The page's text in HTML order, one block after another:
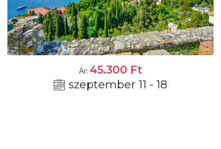
Ár: 45.300 Ft
szeptember 11 - 18